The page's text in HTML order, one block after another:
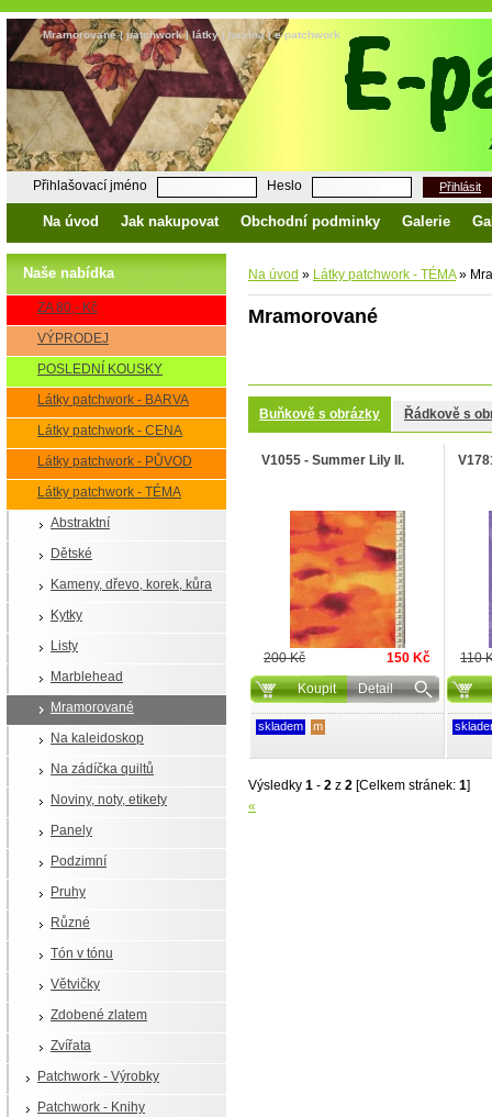
Mramorované | patchwork | látky | bavlna | e-patchwork
Přihlašovací jméno Heslo Přihlásit
Na úvod Jak nakupovat Obchodní podminky Galerie
Naše nabídka
ZA 80,- Kč
VÝPRODEJ
POSLEDNÍ KOUSKY
Látky patchwork - BARVA
Látky patchwork - CENA
Látky patchwork - PŮVOD
Látky patchwork - TÉMA
Abstraktní
Dětské
Kameny, dřevo, korek, kůra
Kytky
Listy
Marblehead
Mramorované
Na kaleidoskop
Na zádíčka quiltů
Noviny, noty, etikety
Panely
Podzimní
Pruhy
Různé
Tón v tónu
Větvičky
Zdobené zlatem
Zvířata
Patchwork - Výrobky
Patchwork - Knihy
Na úvod » Látky patchwork - TÉMA »
Mramorované
Buňkově s obrázky Řádkově s
V1055 - Summer Lily II.
200 Kč
150 Kč
Koupit
Detail
skladem m
110
Výsledky 1 - 2 z 2 [Celkem stránek: 1]
«